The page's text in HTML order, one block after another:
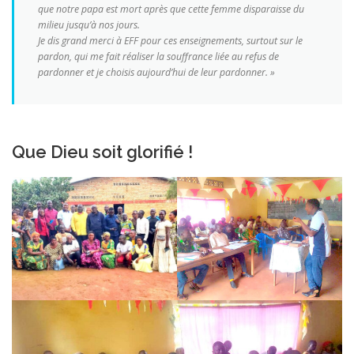
que notre papa est mort après que cette femme disparaisse du
milieu jusqu’à nos jours.
Je dis grand merci à EFF pour ces enseignements, surtout sur le
pardon, qui me fait réaliser la souffrance liée au refus de
pardonner et je choisis aujourd’hui de leur pardonner. »
Que Dieu soit glorifié !